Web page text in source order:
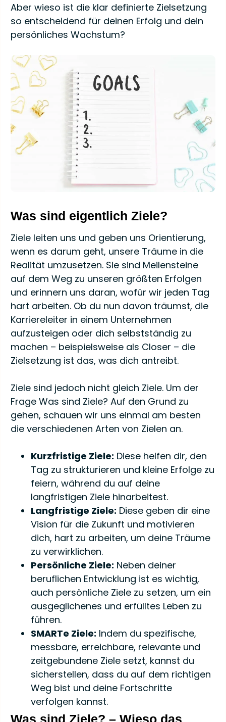
Aber wieso ist die klar definierte Zielsetzung
so entscheidend für deinen Erfolg und dein
persönliches Wachstum?
Was sind eigentlich Ziele?
Ziele leiten uns und geben uns Orientierung,
wenn es darum geht, unsere Träume in die
Realität umzusetzen. Sie sind Meilensteine
auf dem Weg zu unseren größten Erfolgen
und erinnern uns daran, wofür wir jeden Tag
hart arbeiten. Ob du nun davon träumst, die
Karriereleiter in einem Unternehmen
aufzusteigen oder dich selbstständig zu
machen – beispielsweise als Closer – die
Zielsetzung ist das, was dich antreibt.
Ziele sind jedoch nicht gleich Ziele. Um der
Frage Was sind Ziele? Auf den Grund zu
gehen, schauen wir uns einmal am besten
die verschiedenen Arten von Zielen an.
Kurzfristige Ziele: Diese helfen dir, den
Tag zu strukturieren und kleine Erfolge zu
feiern, während du auf deine
langfristigen Ziele hinarbeitest.
Langfristige Ziele: Diese geben dir eine
Vision für die Zukunft und motivieren
dich, hart zu arbeiten, um deine Träume
zu verwirklichen.
Persönliche Ziele: Neben deiner
beruflichen Entwicklung ist es wichtig,
auch persönliche Ziele zu setzen, um ein
ausgeglichenes und erfülltes Leben zu
führen.
SMARTe Ziele: Indem du spezifische,
messbare, erreichbare, relevante und
zeitgebundene Ziele setzt, kannst du
sicherstellen, dass du auf dem richtigen
Weg bist und deine Fortschritte
verfolgen kannst.
Was sind Ziele? – Wieso das